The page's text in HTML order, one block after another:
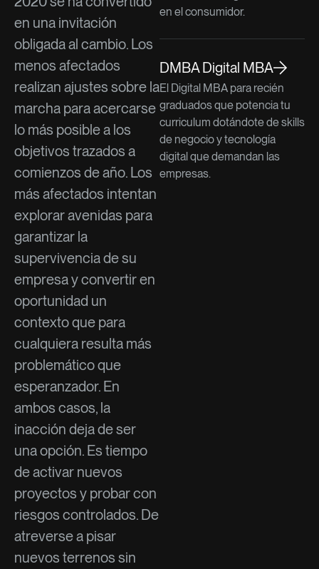
en una invitación
obligada al cambio. Los
menos afectados
realizan ajustes sobre la
marcha para acercarse
lo más posible a los
objetivos trazados a
comienzos de año. Los
más afectados intentan
explorar avenidas para
garantizar la
supervivencia de su
empresa y convertir en
oportunidad un
contexto que para
cualquiera resulta más
problemático que
esperanzador. En
ambos casos, la
inacción deja de ser
una opción. Es tiempo
de activar nuevos
proyectos y probar con
riesgos controlados. De
atreverse a pisar
nuevos terrenos sin
en el consumidor.
DMBA Digital MBA
El Digital MBA para recién
graduados que potencia tu
curriculum dotándote de skills
de negocio y tecnología
digital que demandan las
empresas.